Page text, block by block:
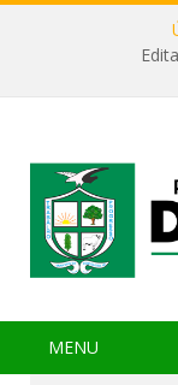
MENU